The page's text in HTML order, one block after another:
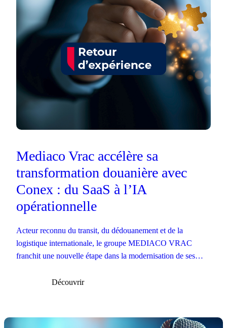
Mediaco Vrac accélère sa
transformation douanière avec
Conex : du SaaS à l’IA
opérationnelle
Acteur reconnu du transit, du dédouanement et de la
logistique internationale, le groupe MEDIACO VRAC
franchit une nouvelle étape dans la modernisation de ses
Découvrir